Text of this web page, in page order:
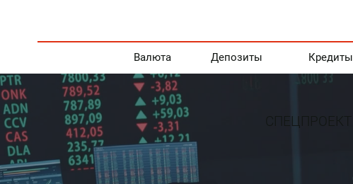
Валюта Депозиты Кредиты
СПЕЦПРОЕКТ